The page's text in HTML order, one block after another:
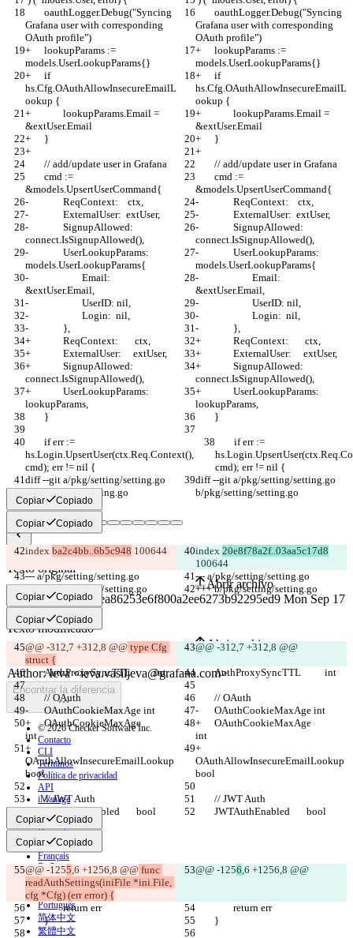
Grafana user with corresponding
OAuth profile")
Grafana user with corresponding
OAuth profile")
+	lookupParams :=
models.UserLookupParams{}
+	lookupParams :=
models.UserLookupParams{}
+	if
hs.Cfg.OAuthAllowInsecureEmailL
ookup {
+	if
hs.Cfg.OAuthAllowInsecureEmailL
ookup {
+		lookupParams.Email =
&extUser.Email
+		lookupParams.Email =
&extUser.Email
+	}
+	}
+
+
// add/update user in Grafana
// add/update user in Grafana
&models.UpsertUserCommand{
&models.UpsertUserCommand{
-		ReqContext:    ctx,
-		ReqContext:    ctx,
-		ExternalUser:  extUser,
-		ExternalUser:  extUser,
-		SignupAllowed:
connect.IsSignupAllowed(),
-		SignupAllowed:
connect.IsSignupAllowed(),
-		UserLookupParams:
models.UserLookupParams{
-		UserLookupParams:
models.UserLookupParams{
-			Email:
&extUser.Email,
-			Email:
&extUser.Email,
-			UserID: nil,
-			UserID: nil,
-			Login:  nil,
-			Login:  nil,
-		},
-		},
+		ReqContext:       ctx,
+		ReqContext:       ctx,
+		ExternalUser:     extUser,
+		ExternalUser:     extUser,
+		SignupAllowed:
connect.IsSignupAllowed(),
+		SignupAllowed:
connect.IsSignupAllowed(),
+		UserLookupParams:
lookupParams,
+		UserLookupParams:
lookupParams,
}
}
hs.Login.UpsertUser(ctx.Req.Context(),
cmd); err != nil {
cmd); err != nil {
diff --git a/pkg/setting/setting.go
b/pkg/setting/setting.go
diff --git a/pkg/setting/setting.go
b/pkg/setting/setting.go
Copiar Copiado
Copiar Copiado
index ba2c4bb..6b5c948 100644 index 20e8f78a2f..03aa5c17d8
100644
--- a/pkg/setting/setting.go
--- a/pkg/setting/setting.go
+++ b/pkg/setting/setting.go
+++ b/pkg/setting/setting.go
Copiar Copiado
Copiar Copiado
@@ -312,7 +312,8 @@ type Cfg
struct {
@@ -312,7 +312,8 @@
AuthProxySyncTTL          int AuthProxySyncTTL          int
// OAuth
// OAuth
-	OAuthCookieMaxAge int
-	OAuthCookieMaxAge int
+	OAuthCookieMaxAge
int
+	OAuthCookieMaxAge
int
+
OAuthAllowInsecureEmailLookup
bool
+
OAuthAllowInsecureEmailLookup
bool
// JWT Auth
// JWT Auth
JWTAuthEnabled       bool
JWTAuthEnabled       bool
Copiar Copiado
Copiar Copiado
@@ -1255,6 +1256,8 @@ func
readAuthSettings(iniFile *ini.File,
cfg *Cfg) (err error) {
@@ -1256,6 +1256,8 @@
return err
return err
}
}
Diferencias guardadas
Texto original
Abrir archivo
Texto modificado
Abrir archivo
Encontrar la diferencia
© 2026 Checker Software Inc.
Contacto
CLI
Términos
Política de privacidad
API
iManage
English
Deutsch
Español
Français
हिन्दी
Italiano
日本語
Português
简体中文
繁體中文